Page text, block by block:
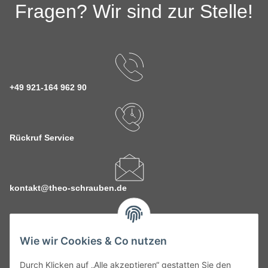
Wie wir Cookies & Co nutzen
Durch Klicken auf „Alle akzeptieren“ gestatten Sie den
Fragen? Wir sind zur Stelle!
+49 921-164 962 90
Rückruf Service
kontakt@theo-schrauben.de